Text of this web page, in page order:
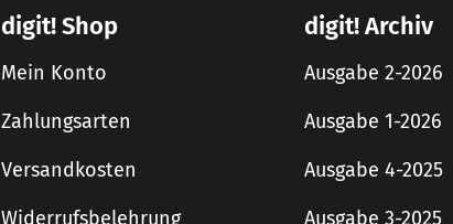
digit! Shop
Mein Konto
Zahlungsarten
Versandkosten
Widerrufsbelehrung
digit! Archiv
Ausgabe 2-2026
Ausgabe 1-2026
Ausgabe 4-2025
Ausgabe 3-2025